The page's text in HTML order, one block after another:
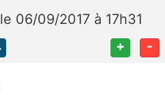
le 06/09/2017 à 17h31
+ -